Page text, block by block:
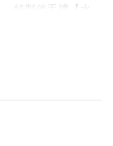
特製伴手禮【水
離南崁交流道很